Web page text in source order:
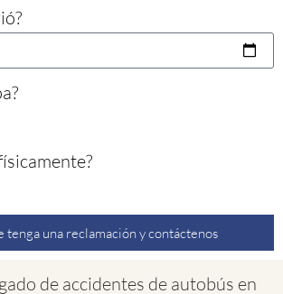
tenga una reclamación y contáctenos
de accidentes de autobús en